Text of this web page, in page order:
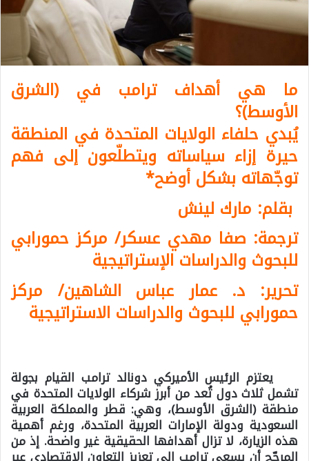
ما هي أهداف ترامب في (الشرق
الأوسط)؟
يُبدي حلفاء الولايات المتحدة في المنطقة
حيرة إزاء سياساته ويتطلّعون إلى فهم
توجّهاته بشكل أوضح*
بقلم: مارك لينش
ترجمة: صفا مهدي عسكر/ مركز حمورابي
للبحوث والدراسات الإستراتيجية
تحرير: د. عمار عباس الشاهين/ مركز
حمورابي للبحوث والدراسات الاستراتيجية
يعتزم الرئيس الأميركي دونالد ترامب القيام بجولة
تشمل ثلاث دول تُعد من أبرز شركاء الولايات المتحدة في
منطقة (الشرق الأوسط)، وهي: قطر والمملكة العربية
السعودية ودولة الإمارات العربية المتحدة، ورغم أهمية
هذه الزيارة، لا تزال أهدافها الحقيقية غير واضحة. إذ من